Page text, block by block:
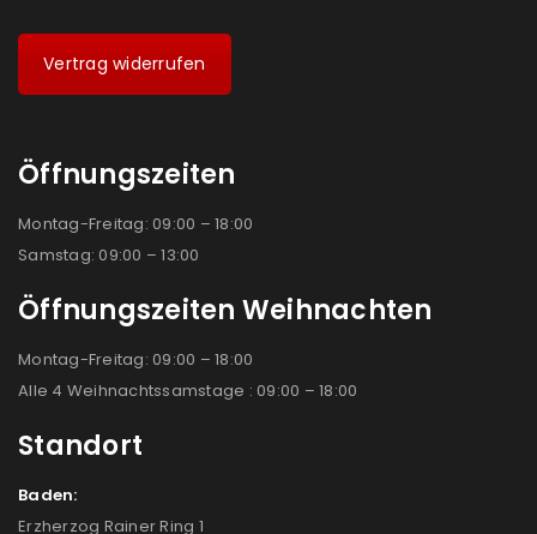
Vertrag widerrufen
Öffnungszeiten
Montag-Freitag: 09:00 – 18:00
Samstag: 09:00 – 13:00
Öffnungszeiten Weihnachten
Montag-Freitag: 09:00 – 18:00
Alle 4 Weihnachtssamstage : 09:00 – 18:00
Standort
Baden:
Erzherzog Rainer Ring 1